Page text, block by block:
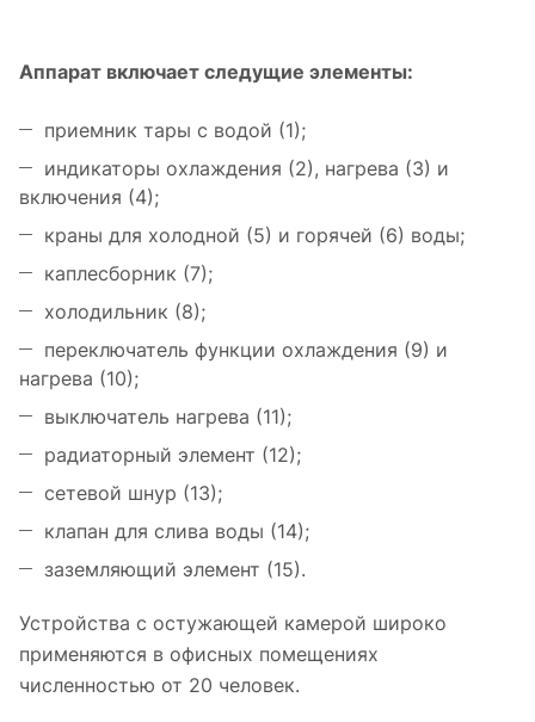
Аппарат включает следущие элементы:
приемник тары с водой (1);
индикаторы охлаждения (2), нагрева (3) и
включения (4);
краны для холодной (5) и горячей (6) воды;
каплесборник (7);
холодильник (8);
переключатель функции охлаждения (9) и
нагрева (10);
выключатель нагрева (11);
радиаторный элемент (12);
сетевой шнур (13);
клапан для слива воды (14);
заземляющий элемент (15).
Устройства с остужающей камерой широко
применяются в офисных помещениях
численностью от 20 человек.